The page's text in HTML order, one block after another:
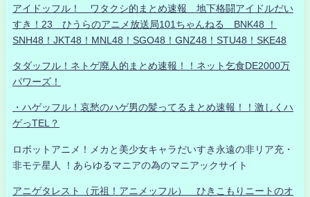
アイドッフル！ ワタクシ的まとめ速報 地下格闘アイドルだい
すき！23 ひうらのアニメ放送局101ちゃんねる BNK48 ！
SNH48！JKT48！MNL48！SGO48！GNZ48！STU48！SKE48
タダッフル！ネトゲ廃人的まとめ速報！！ネット乞食DE2000万
パワーズ！
・ハゲッフル！哀愁のハゲ男の髪ってるまとめ速報！！激しくハ
ゲっTEL？
ロボットアニメ！メカと美少女キャラだいすき永遠の非リア充・
非モテ星人 ！あらゆるマニアの為のマニアックサイト
アニゲタレスト（元祖！アニメッフル） ひきこもりニートのオ